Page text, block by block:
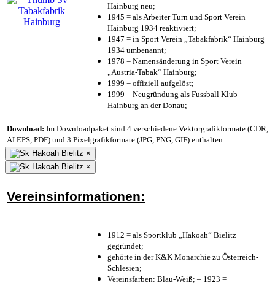
Hainburg neu;
1945 = als Arbeiter Turn und Sport Verein
Hainburg 1934 reaktiviert;
1947 = in Sport Verein „Tabakfabrik“ Hainburg
1934 umbenannt;
1978 = Namensänderung in Sport Verein
„Austria-Tabak“ Hainburg;
1999 = offiziell aufgelöst;
1999 = Neugründung als Fussball Klub
Hainburg an der Donau;
Download: Im Downloadpaket sind 4 verschiedene Vektorgrafikformate (CDR,
AI EPS, PDF) und 3 Pixelgrafikformate (JPG, PNG, GIF) enthalten.
×
×
Vereinsinformationen:
1912 = als Sportklub „Hakoah“ Bielitz
gegründet;
gehörte in der K&K Monarchie zu Österreich-
Schlesien;
Vereinsfarben: Blau-Weiß; – 1923 =